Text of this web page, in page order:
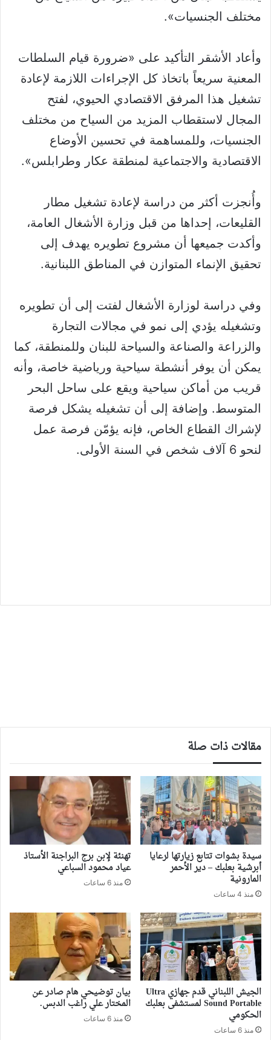
مختلف الجنسيات».
وأعاد الأشقر التأكيد على «ضرورة قيام السلطات
المعنية سريعاً باتخاذ كل الإجراءات اللازمة لإعادة
تشغيل هذا المرفق الاقتصادي الحيوي، لفتح
المجال لاستقطاب المزيد من السياح من مختلف
الجنسيات، وللمساهمة في تحسين الأوضاع
الاقتصادية والاجتماعية لمنطقة عكار وطرابلس».
وأُنجزت أكثر من دراسة لإعادة تشغيل مطار
القليعات، إحداها من قبل وزارة الأشغال العامة،
وأكدت جميعها أن مشروع تطويره يهدف إلى
تحقيق الإنماء المتوازن في المناطق اللبنانية.
وفي دراسة لوزارة الأشغال لفتت إلى أن تطويره
وتشغيله يؤدي إلى نمو في مجالات التجارة
والزراعة والصناعة والسياحة للبنان وللمنطقة، كما
يمكن أن يوفر أنشطة سياحية ورياضية خاصة، وأنه
قريب من أماكن سياحية ويقع على ساحل البحر
المتوسط. وإضافة إلى أن تشغيله يشكل فرصة
لإشراك القطاع الخاص، فإنه يؤمّن فرصة عمل
لنحو 6 آلاف شخص في السنة الأولى.
مقالات ذات صلة
سيدة بشوات تتابع زيارتها لرعايا
أبرشية بعلبك – دير الأحمر
المارونية
منذ 4 ساعات
تهنئة لإبن برج البراجنة الأستاذ
عياد محمود السباعي
منذ 6 ساعات
الجيش اللبناني قدم جهازي Ultra
Sound Portable لمستشفى بعلبك
الحكومي
منذ 6 ساعات
بيان توضيحي هام صادر عن
المختار علي راغب الدبس.
منذ 6 ساعات